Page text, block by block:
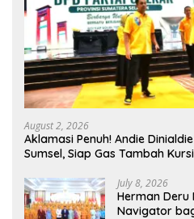
August 2, 2026
Aklamasi Penuh! Andie
Sumsel, Siap Gas Tambah Kursi
July 8, 2026
Herman Deru
Navigator